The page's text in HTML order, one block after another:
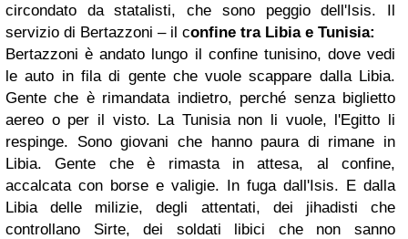
circondato da statalisti, che sono peggio dell'Isis.
Il
servizio di Bertazzoni – il confine tra Libia e Tunisia:
Bertazzoni è andato lungo il confine tunisino, dove vedi
le auto in fila di gente che vuole scappare dalla Libia.
Gente che è rimandata indietro, perché senza biglietto
aereo o per il visto. La Tunisia non li vuole, l'Egitto li
respinge.
Sono giovani che hanno paura di rimane in
Libia. Gente che è rimasta in attesa, al confine,
accalcata con borse e valigie. In fuga dall'Isis. E dalla
Libia delle milizie, degli attentati, dei jihadisti che
controllano Sirte, dei soldati libici che non sanno